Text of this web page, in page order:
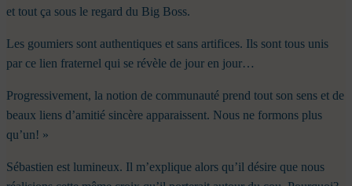
et tout ça sous le regard du Big Boss.
Les goumiers sont authentiques et sans artifices. Ils sont tous unis
par ce lien fraternel qui se révèle de jour en jour…
Progressivement, la notion de communauté prend tout son sens et de
beaux liens d’amitié sincère apparaissent. Nous ne formons plus
qu’un! »
Sébastien est lumineux. Il m’explique alors qu’il désire que nous